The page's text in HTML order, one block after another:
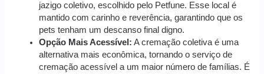
jazigo coletivo, escolhido pelo Petfune. Esse local é
mantido com carinho e reverência, garantindo que os
pets tenham um descanso final digno.
Opção Mais Acessível: A cremação coletiva é uma
alternativa mais econômica, tornando o serviço de
cremação acessível a um maior número de famílias. É